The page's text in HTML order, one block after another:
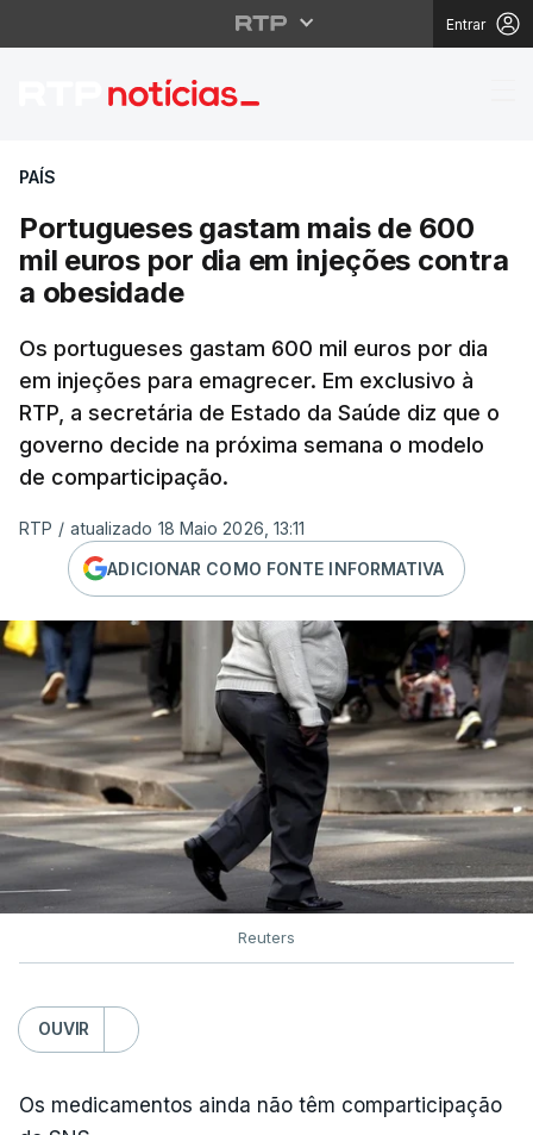
Entrar
Portugueses gastam
PAÍS
Portugueses gastam mais de 600
mil euros por dia em injeções contra
a obesidade
Os portugueses gastam 600 mil euros por dia
em injeções para emagrecer. Em exclusivo à
RTP, a secretária de Estado da Saúde diz que o
governo decide na próxima semana o modelo
de comparticipação.
RTP / atualizado 18 Maio 2026, 13:11
ADICIONAR COMO FONTE INFORMATIVA
Reuters
OUVIR
Os medicamentos ainda não têm comparticipação